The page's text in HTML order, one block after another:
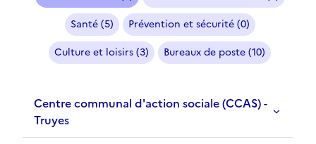
Santé (5)
Prévention et sécurité (0)
Culture et loisirs (3)
Bureaux de poste (10)
Centre communal d'action sociale (CCAS) -
Truyes